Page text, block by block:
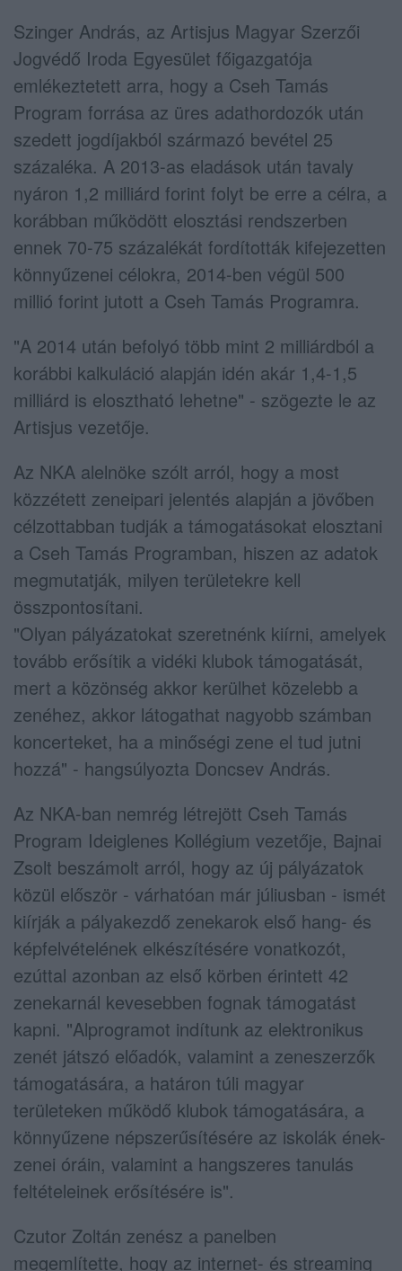
Szinger András, az Artisjus Magyar Szerzői
Jogvédő Iroda Egyesület főigazgatója
emlékeztetett arra, hogy a Cseh Tamás
Program forrása az üres adathordozók után
szedett jogdíjakból származó bevétel 25
százaléka. A 2013-as eladások után tavaly
nyáron 1,2 milliárd forint folyt be erre a célra, a
korábban működött elosztási rendszerben
ennek 70-75 százalékát fordították kifejezetten
könnyűzenei célokra, 2014-ben végül 500
millió forint jutott a Cseh Tamás Programra.
"A 2014 után befolyó több mint 2 milliárdból a
korábbi kalkuláció alapján idén akár 1,4-1,5
milliárd is elosztható lehetne" - szögezte le az
Artisjus vezetője.
Az NKA alelnöke szólt arról, hogy a most
közzétett zeneipari jelentés alapján a jövőben
célzottabban tudják a támogatásokat elosztani
a Cseh Tamás Programban, hiszen az adatok
megmutatják, milyen területekre kell
összpontosítani.
"Olyan pályázatokat szeretnénk kiírni, amelyek
tovább erősítik a vidéki klubok támogatását,
mert a közönség akkor kerülhet közelebb a
zenéhez, akkor látogathat nagyobb számban
koncerteket, ha a minőségi zene el tud jutni
hozzá" - hangsúlyozta Doncsev András.
Az NKA-ban nemrég létrejött Cseh Tamás
Program Ideiglenes Kollégium vezetője, Bajnai
Zsolt beszámolt arról, hogy az új pályázatok
közül először - várhatóan már júliusban - ismét
kiírják a pályakezdő zenekarok első hang- és
képfelvételének elkészítésére vonatkozót,
ezúttal azonban az első körben érintett 42
zenekarnál kevesebben fognak támogatást
kapni. "Alprogramot indítunk az elektronikus
zenét játszó előadók, valamint a zeneszerzők
támogatására, a határon túli magyar
területeken működő klubok támogatására, a
könnyűzene népszerűsítésére az iskolák ének-
zenei óráin, valamint a hangszeres tanulás
feltételeinek erősítésére is".
Czutor Zoltán zenész a panelben
megemlítette, hogy az internet- és streaming